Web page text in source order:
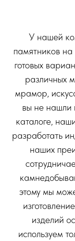
У нашей
памятников
готовых
различных
мрамор,
вы не нашли
каталоге,
разработать
наших
этому мы
изделий
используем